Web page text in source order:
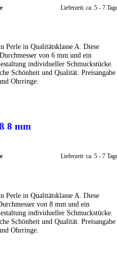
Lieferzeit: ca. 5 - 7
Perle in Qualitätsklasse A. Diese
von 6 mm und ein
individueller Schmuckstücke.
Schönheit und Qualität. Preisangabe
Ohrringe.
8 mm
Lieferzeit: ca. 5 - 7
Perle in Qualitätsklasse A. Diese
von 8 mm und ein
individueller Schmuckstücke.
Schönheit und Qualität. Preisangabe
Ohrringe.